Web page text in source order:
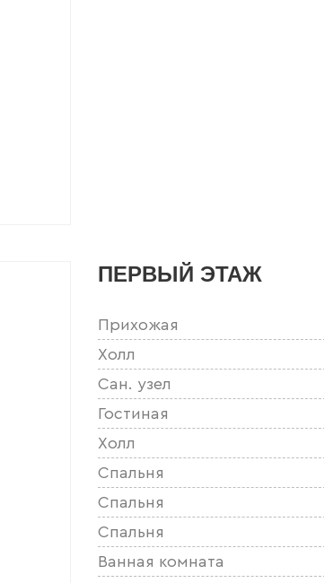
ПЕРВЫЙ ЭТАЖ
Прихожая
Холл
Сан. узел
Гостиная
Холл
Спальня
Спальня
Спальня
Ванная комната